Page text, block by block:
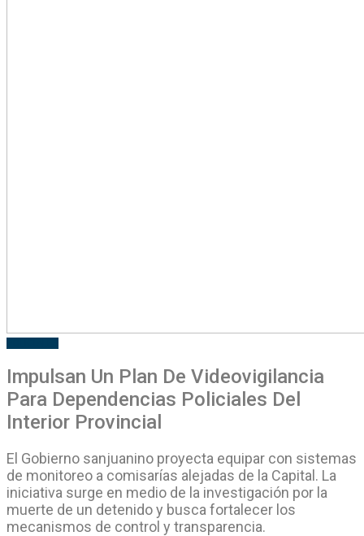
Impulsan Un Plan De Videovigilancia
Para Dependencias Policiales Del
Interior Provincial
El Gobierno sanjuanino proyecta equipar con sistemas
de monitoreo a comisarías alejadas de la Capital. La
iniciativa surge en medio de la investigación por la
muerte de un detenido y busca fortalecer los
mecanismos de control y transparencia.